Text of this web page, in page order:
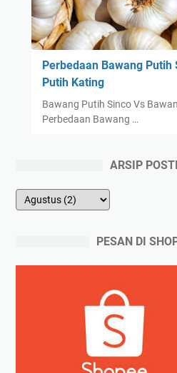
Perbedaan Bawang Putih
Putih Kating
Bawang Putih Sinco Vs
Perbedaan Bawang …
ARSIP
PESAN DI